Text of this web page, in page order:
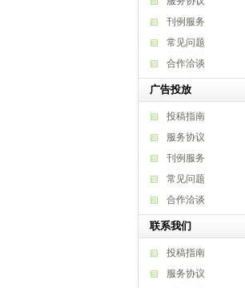
刊例服务
常见问题
合作洽谈
广告投放
投稿指南
服务协议
刊例服务
常见问题
合作洽谈
联系我们
投稿指南
服务协议